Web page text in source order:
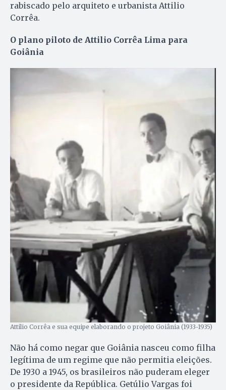
rabiscado pelo arquiteto e urbanista Attilio
Corrêa.
O plano piloto de Attilio Corrêa Lima para
Goiânia
Attilio Corrêa e sua equipe elaborando o projeto Goiânia (1933-1935)
Não há como negar que Goiânia nasceu como filha
legítima de um regime que não permitia eleições.
De 1930 a 1945, os brasileiros não puderam eleger
o presidente da República. Getúlio Vargas foi